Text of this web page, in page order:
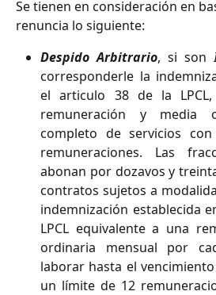
Se tienen en consideración en
renuncia lo siguiente:
Despido Arbitrario, si son
corresponderle la
el articulo 38 de la
remuneración y media
completo de servicios
remuneraciones. Las
abonan por dozavos y
contratos sujetos a
indemnización establecida
LPCL equivalente a una
ordinaria mensual por
laborar hasta el
un límite de 12